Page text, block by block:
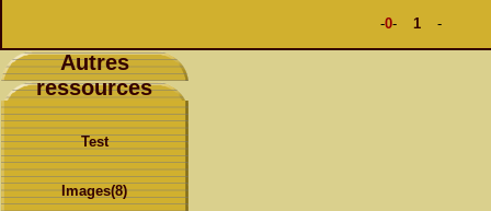
-0- 1 -
Autres
ressources
Test
Images(8)